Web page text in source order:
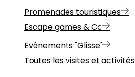
Promenades touristiques
Escape games & Co
Evénements "Glisse"
Toutes les visites et activités